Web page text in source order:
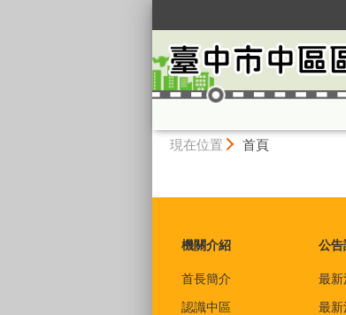
現在位置 首頁
機關介紹
首長簡介
認識中區
公告
最新
最新